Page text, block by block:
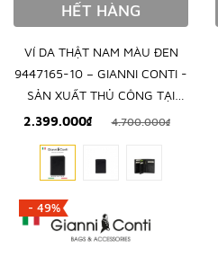
HẾT HÀNG
VÍ DA THẬT NAM MÀU ĐEN
9447165-10 – GIANNI CONTI -
SẢN XUẤT THỦ CÔNG TẠI
ITALY
2.399.000₫ 4.700.000₫
- 49%